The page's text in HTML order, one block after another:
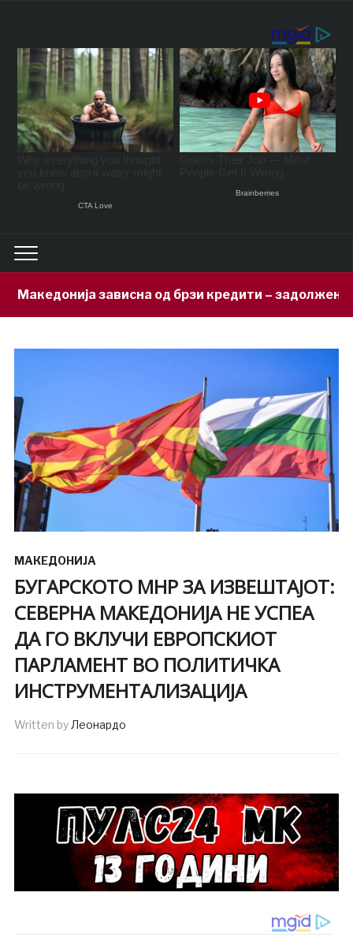
од брзи кредити – задолжени 333 милиони евра
МАКЕДОНИЈА
БУГАРСКОТО МНР ЗА ИЗВЕШТАЈОТ:
СЕВЕРНА МАКЕДОНИЈА НЕ УСПЕА
ДА ГО ВКЛУЧИ ЕВРОПСКИОТ
ПАРЛАМЕНТ ВО ПОЛИТИЧКА
ИНСТРУМЕНТАЛИЗАЦИЈА
Written byЛеонардо